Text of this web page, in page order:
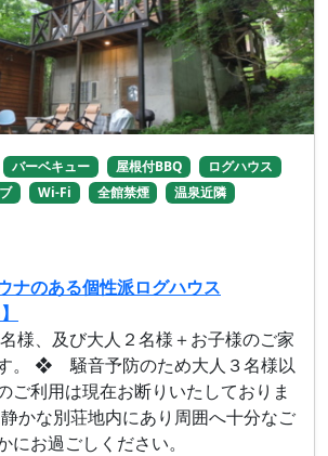
バーベキュー 屋根付BBQ
ログハウス
Wi-Fi 全館禁煙
温泉近隣
ナのある個性派ログハウス
名様、及び大人２名様＋お子様のご家
。 ❖ 騒音予防のため大人３名様以
ご利用は現在お断りいたしておりま
な別荘地内にあり周囲へ十分なご
にお過ごしください。